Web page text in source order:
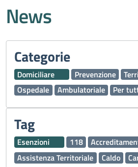
News
Categorie
Domiciliare Prevenzione
Ospedale
Ambulatoriale Per
Tag
Esenzioni 118
Assistenza Territoriale
Caldo